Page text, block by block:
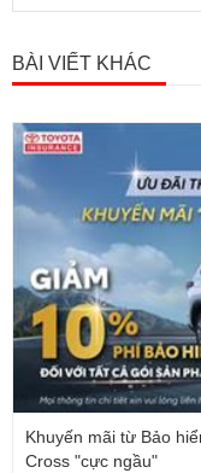
BÀI VIẾT KHÁC
Khuyến mãi từ Bảo
Cross "cực ngầu"